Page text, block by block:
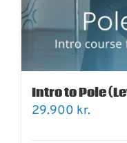
Intro to Pole
29.900 kr.